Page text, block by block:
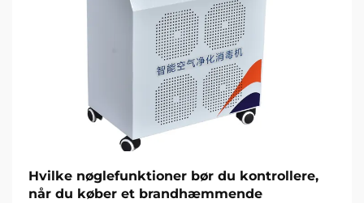
Hvilke nøglefunktioner bør du kontrollere,
når du køber et brandhæmmende